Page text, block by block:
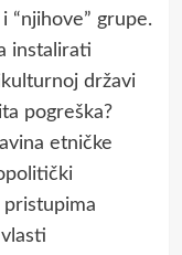
“njihove” grupe.
instalirati
državi
pogreška?
etničke
pristupima